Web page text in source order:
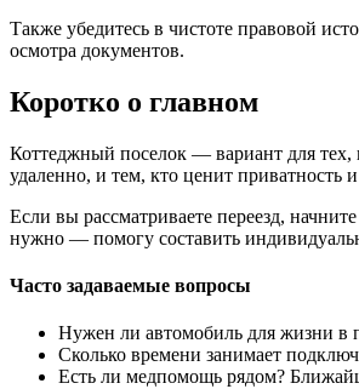
Также убедитесь в чистоте правовой
осмотра документов.
Коротко о главном
Коттеджный поселок — вариант для тех,
удаленно, и тем, кто ценит приватность и
Если вы рассматриваете переезд,
нужно — помогу составить
Часто задаваемые вопросы
Нужен ли автомобиль для жизни в
Сколько времени занимает
Есть ли медпомощь рядом?